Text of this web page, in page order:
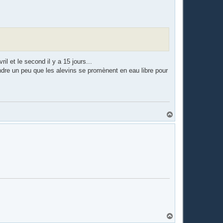
et le second il y a 15 jours...
un peu que les alevins se promènent en eau libre pour
a